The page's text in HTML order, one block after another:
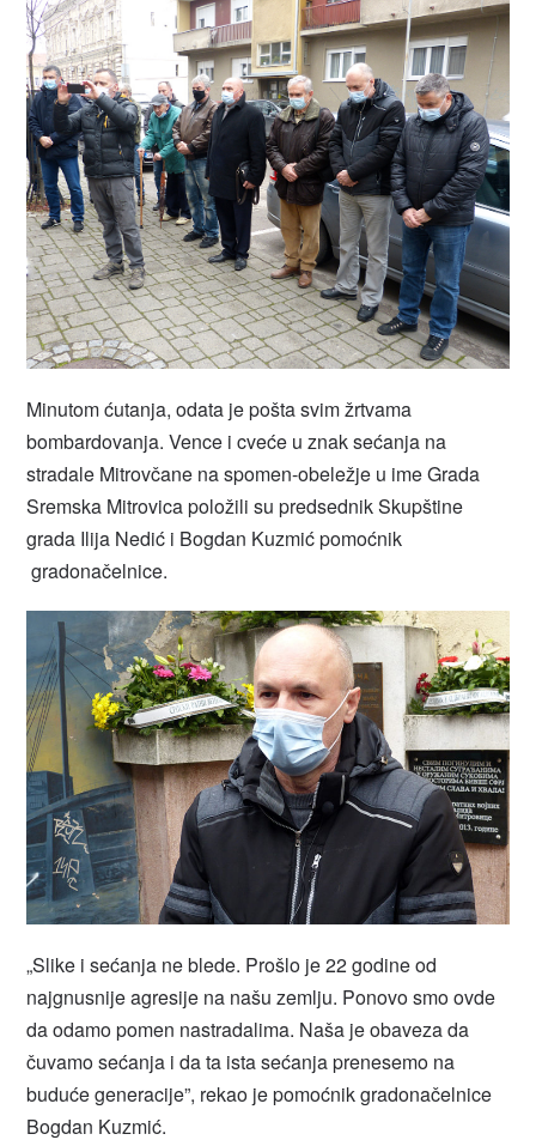
Minutom ćutanja, odata je pošta svim žrtvama
bombardovanja. Vence i cveće u znak sećanja na
stradale Mitrovčane na spomen-obeležje u ime Grada
Sremska Mitrovica položili su predsednik Skupštine
grada Ilija Nedić i Bogdan Kuzmić pomoćnik
gradonačelnice.
„Slike i sećanja ne blede. Prošlo je 22 godine od
najgnusnije agresije na našu zemlju. Ponovo smo ovde
da odamo pomen nastradalima. Naša je obaveza da
čuvamo sećanja i da ta ista sećanja prenesemo na
buduće generacije”, rekao je pomoćnik gradonačelnice
Bogdan Kuzmić.